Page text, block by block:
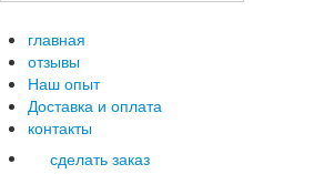
главная
отзывы
Наш опыт
Доставка и оплата
контакты
сделать заказ